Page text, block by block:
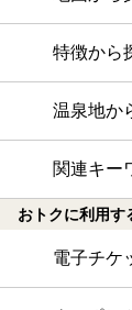
特徴から
温泉地か
関連キー
おトクに利用す
電子チケ